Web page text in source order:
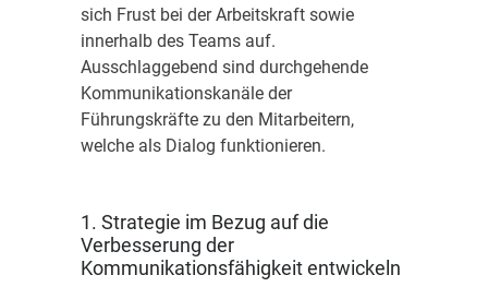
sich Frust bei der Arbeitskraft sowie
innerhalb des Teams auf.
Ausschlaggebend sind durchgehende
Kommunikationskanäle der
Führungskräfte zu den Mitarbeitern,
welche als Dialog funktionieren.
1. Strategie im Bezug auf die
Verbesserung der
Kommunikationsfähigkeit entwickeln